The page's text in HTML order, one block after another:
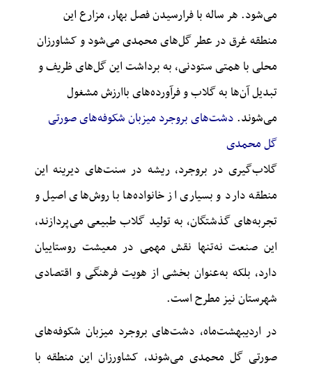
می‌شود. هر ساله با فرارسیدن فصل بهار، مزارع این
منطقه غرق در عطر گل‌های محمدی می‌شود و کشاورزان
محلی با همتی ستودنی، به برداشت این گل‌های ظریف و
تبدیل آن‌ها به گلاب و فرآورده‌های باارزش مشغول
می‌شوند. دشت‌های بروجرد میزبان شکوفه‌های صورتی
گل محمدی
گلاب‌گیری در بروجرد، ریشه در سنت‌های دیرینه این
منطقه دارد و بسیاری از خانواده‌ها با روش‌های اصیل و
تجربه‌های گذشتگان، به تولید گلاب طبیعی می‌پردازند،
این صنعت نه‌تنها نقش مهمی در معیشت روستاییان
دارد، بلکه به‌عنوان بخشی از هویت فرهنگی و اقتصادی
شهرستان نیز مطرح است.
در اردیبهشت‌ماه، دشت‌های بروجرد میزبان شکوفه‌های
صورتی گل محمدی می‌شوند، کشاورزان این منطقه با